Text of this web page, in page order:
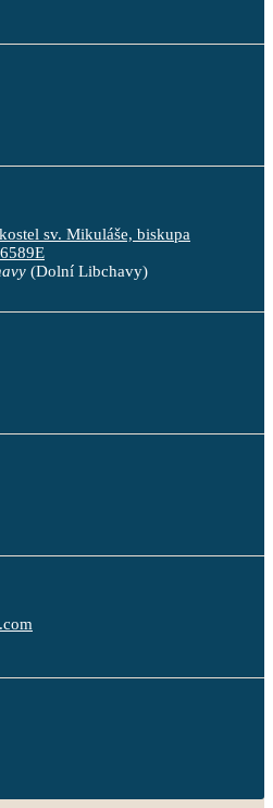
sv. Mikuláše, biskupa
(Dolní Libchavy)